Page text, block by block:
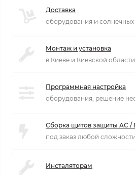
Доставка
оборудования и
Монтаж и установка
в Киеве и Киевской области
Программная настройка
оборудования, решение
Сборка щитов защиты AC /
под заказ любой сложности
Инсталяторам